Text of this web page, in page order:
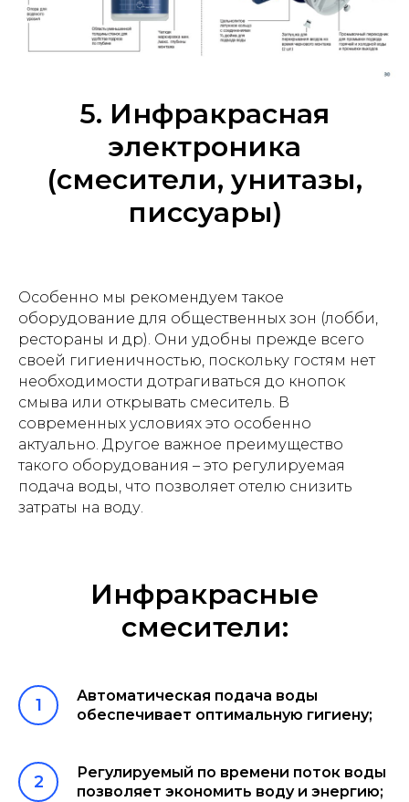
5. Инфракрасная
электроника
(смесители, унитазы,
писсуары)
Особенно мы рекомендуем такое
оборудование для общественных зон (лобби,
рестораны и др). Они удобны прежде всего
своей гигиеничностью, поскольку гостям нет
необходимости дотрагиваться до кнопок
смыва или открывать смеситель. В
современных условиях это особенно
актуально. Другое важное преимущество
такого оборудования – это регулируемая
подача воды, что позволяет отелю снизить
затраты на воду.
Инфракрасные
смесители:
Автоматическая подача воды
обеспечивает оптимальную гигиену;
Регулируемый по времени поток воды
позволяет экономить воду и энергию;